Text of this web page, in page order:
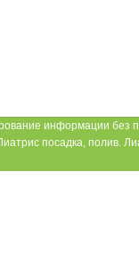
информации без
посадка, полив.